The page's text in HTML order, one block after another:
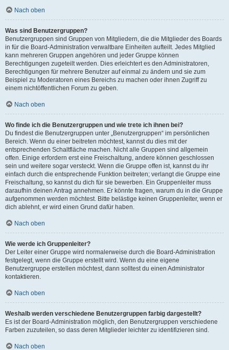
Nach oben
Was sind Benutzergruppen?
Benutzergruppen sind Gruppen von Mitgliedern, die die Mitglieder des Boards
in für die Board-Administration verwaltbare Einheiten aufteilt. Jedes Mitglied
kann mehreren Gruppen angehören und jeder Gruppe können
Berechtigungen zugeteilt werden. Dies erleichtert es den Administratoren,
Berechtigungen für mehrere Benutzer auf einmal zu ändern und sie zum
Beispiel zu Moderatoren eines Bereichs zu machen oder ihnen Zugriff zu
einem nichtöffentlichen Forum zu geben.
Nach oben
Wo finde ich die Benutzergruppen und wie trete ich ihnen bei?
Du findest die Benutzergruppen unter „Benutzergruppen“ im persönlichen
Bereich. Wenn du einer beitreten möchtest, kannst du dies mit der
entsprechenden Schaltfläche machen. Nicht alle Gruppen sind allgemein
offen. Einige erfordern erst eine Freischaltung, andere können geschlossen
sein und weitere sogar versteckt. Wenn die Gruppe offen ist, kannst du ihr
einfach durch die entsprechende Funktion beitreten; verlangt die Gruppe eine
Freischaltung, so kannst du dich für sie bewerben. Ein Gruppenleiter muss
daraufhin deinen Antrag annehmen. Er könnte fragen, warum du in die Gruppe
aufgenommen werden möchtest. Bitte belästige keinen Gruppenleiter, wenn er
dich ablehnt, er wird einen Grund dafür haben.
Nach oben
Wie werde ich Gruppenleiter?
Der Leiter einer Gruppe wird normalerweise durch die Board-Administration
festgelegt, wenn die Gruppe erstellt wird. Wenn du eine eigene
Benutzergruppe erstellen möchtest, dann solltest du einen Administrator
kontaktieren.
Nach oben
Weshalb werden verschiedene Benutzergruppen farbig dargestellt?
Es ist der Board-Administration möglich, den Benutzergruppen verschiedene
Farben zuzuteilen, so dass deren Mitglieder leichter zu identifizieren sind.
Nach oben